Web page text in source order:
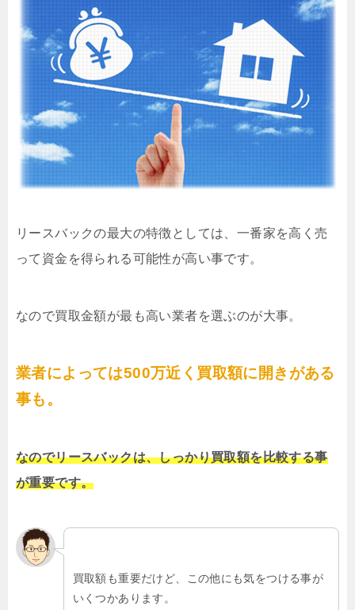
リースバックの最大の特徴としては、一番家を高く売
って資金を得られる可能性が高い事です。
なので買取金額が最も高い業者を選ぶのが大事。
業者によっては500万近く買取額に開きがある
事も。
なのでリースバックは、しっかり買取額を比較する事
が重要です。
買取額も重要だけど、この他にも気をつける事が
いくつかあります。